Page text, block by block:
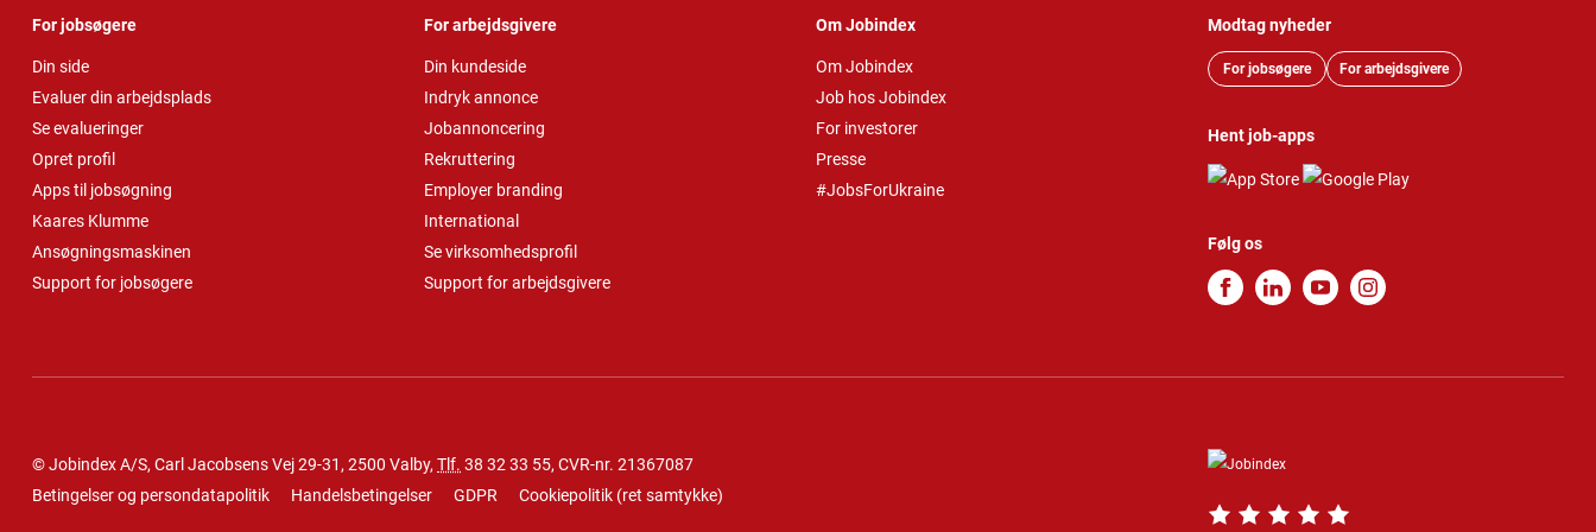
For jobsøgere
Din side
Evaluer din arbejdsplads
Se evalueringer
Opret profil
Apps til jobsøgning
Kaares Klumme
Ansøgningsmaskinen
Support for jobsøgere
For arbejdsgivere
Din kundeside
Indryk annonce
Jobannoncering
Rekruttering
Employer branding
International
Se virksomhedsprofil
Support for arbejdsgivere
Om Jobindex
Om Jobindex
Job hos Jobindex
For investorer
Presse
#JobsForUkraine
Modtag nyheder
For jobsøgere For arbejdsgivere
Hent job-apps
Følg os
© Jobindex A/S, Carl Jacobsens Vej 29-31, 2500 Valby, Tlf. 38 32 33 55, CVR-nr. 21367087
Betingelser og persondatapolitik
Handelsbetingelser GDPR Cookiepolitik (ret samtykke)